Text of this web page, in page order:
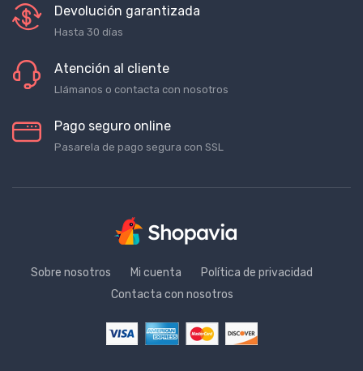
Devolución garantizada
Hasta 30 días
Atención al cliente
Llámanos o contacta con nosotros
Pago seguro online
Pasarela de pago segura con SSL
Sobre nosotros Mi cuenta
Política de privacidad
Contacta con nosotros